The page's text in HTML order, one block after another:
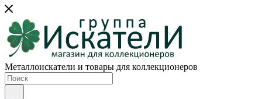
Металлоискатели и товары для коллекционеров